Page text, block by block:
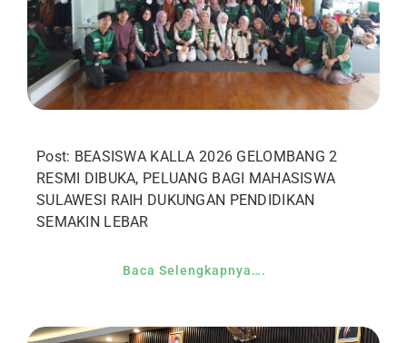
Post: BEASISWA KALLA 2026 GELOMBANG 2
RESMI DIBUKA, PELUANG BAGI MAHASISWA
SULAWESI RAIH DUKUNGAN PENDIDIKAN
SEMAKIN LEBAR
Baca Selengkapnya….